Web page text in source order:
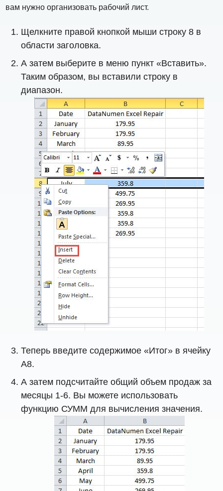
вам нужно организовать рабочий лист.
Щелкните правой кнопкой мыши строку 8 в
области заголовка.
А затем выберите в меню пункт «Вставить».
Таким образом, вы вставили строку в
диапазон.
Теперь введите содержимое «Итог» в ячейку
A8.
А затем подсчитайте общий объем продаж за
месяцы 1-6. Вы можете использовать
функцию СУММ для вычисления значения.